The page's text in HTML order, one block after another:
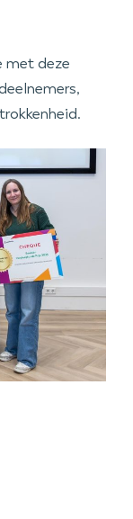
met deze